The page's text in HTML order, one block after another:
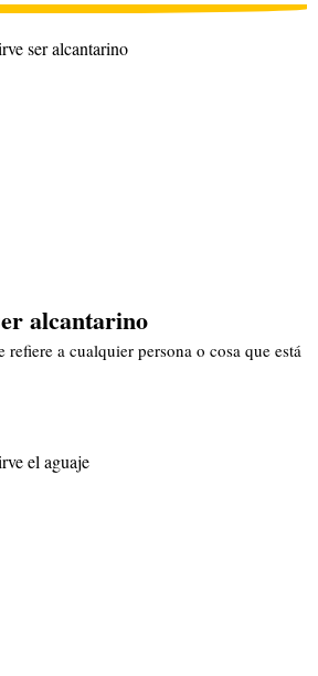
alcantarino
a cualquier persona o cosa que está